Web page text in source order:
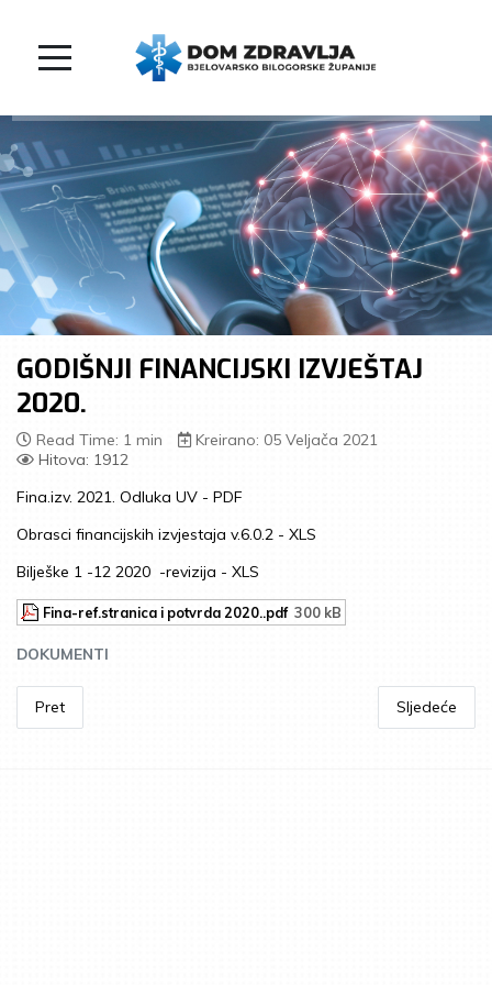
GODIŠNJI FINANCIJSKI IZVJEŠTAJ
2020.
Read Time: 1 min
Kreirano: 05 Veljača 2021
Hitova: 1912
Fina.izv. 2021. Odluka UV - PDF
Obrasci financijskih izvjestaja v.6.0.2 - XLS
Bilješke 1 -12 2020 -revizija - XLS
DOKUMENTI
Fina-ref.stranica i potvrda 2020..pdf 300 kB
Pret Sljedeće